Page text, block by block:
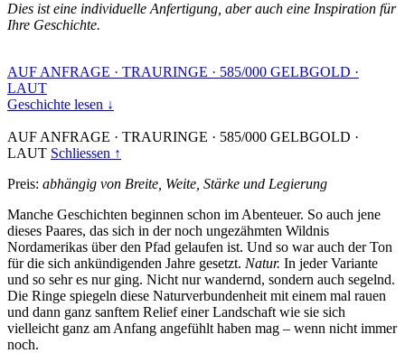
Dies ist eine individuelle Anfertigung, aber auch eine Inspiration für
Ihre Geschichte.
AUF ANFRAGE · TRAURINGE · 585/000 GELBGOLD ·
LAUT
Geschichte lesen ↓
AUF ANFRAGE · TRAURINGE · 585/000 GELBGOLD ·
LAUT Schliessen ↑
Preis: abhängig von Breite, Weite, Stärke und Legierung
Manche Geschichten beginnen schon im Abenteuer. So auch jene
dieses Paares, das sich in der noch ungezähmten Wildnis
Nordamerikas über den Pfad gelaufen ist. Und so war auch der Ton
für die sich ankündigenden Jahre gesetzt. Natur. In jeder Variante
und so sehr es nur ging. Nicht nur wandernd, sondern auch segelnd.
Die Ringe spiegeln diese Naturverbundenheit mit einem mal rauen
und dann ganz sanftem Relief einer Landschaft wie sie sich
vielleicht ganz am Anfang angefühlt haben mag – wenn nicht immer
noch.